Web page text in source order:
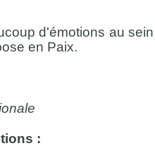
d'émotions au sein
en Paix.
: